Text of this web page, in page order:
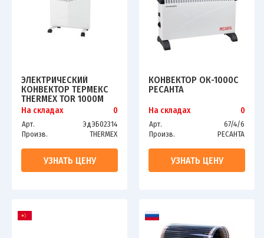
ЭЛЕКТРИЧЕСКИЙ
КОНВЕКТОР ТЕРМЕКС
THERMEX TOR 1000M
ЭДЭБ02314
На складах 0
Арт.
ЭдЭБ02314
Произв.
THERMEX
УЗНАТЬ ЦЕНУ
КОНВЕКТОР ОК-1000С
РЕСАНТА
На складах 0
Арт.
67/4/6
Произв.
РЕСАНТА
УЗНАТЬ ЦЕНУ